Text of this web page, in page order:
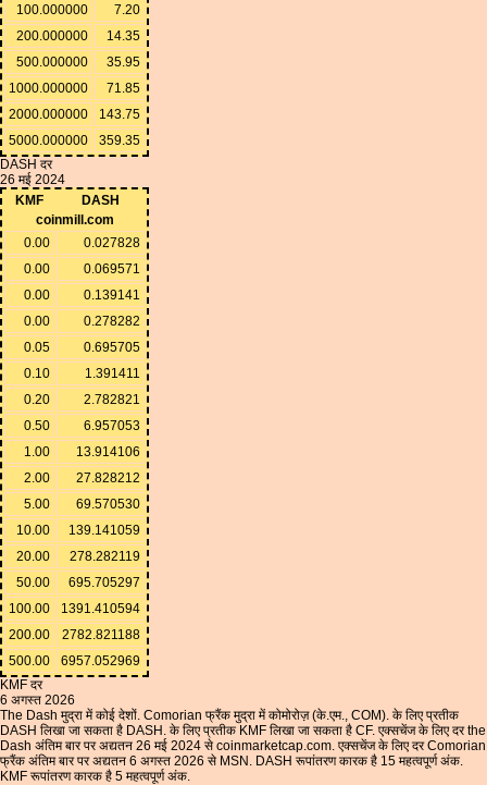
100.000000
7.20
200.000000
14.35
500.000000
35.95
1000.000000
71.85
2000.000000
143.75
5000.000000
359.35
DASH दर
26 मई 2024
KMF
DASH
coinmill.com
0.00
0.027828
0.00
0.069571
0.00
0.139141
0.00
0.278282
0.05
0.695705
0.10
1.391411
0.20
2.782821
0.50
6.957053
1.00
13.914106
2.00
27.828212
5.00
69.570530
10.00
139.141059
20.00
278.282119
50.00
695.705297
100.00
1391.410594
200.00
2782.821188
500.00
6957.052969
KMF दर
6 अगस्त 2026
The Dash मुद्रा में कोई देशों. Comorian फ्रैंक मुद्रा में कोमोरोज़ (के.एम., COM). के लिए प्रतीक
DASH लिखा जा सकता है DASH. के लिए प्रतीक KMF लिखा जा सकता है CF. एक्सचेंज के लिए दर the
Dash अंतिम बार पर अद्यतन 26 मई 2024 से coinmarketcap.com. एक्सचेंज के लिए दर Comorian
फ्रैंक अंतिम बार पर अद्यतन 6 अगस्त 2026 से MSN. DASH रूपांतरण कारक है 15 महत्वपूर्ण अंक.
KMF रूपांतरण कारक है 5 महत्वपूर्ण अंक.